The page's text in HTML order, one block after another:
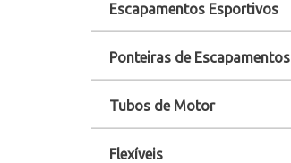
Escapamentos Esportivos
Ponteiras de Escapamentos
Tubos de Motor
Flexíveis